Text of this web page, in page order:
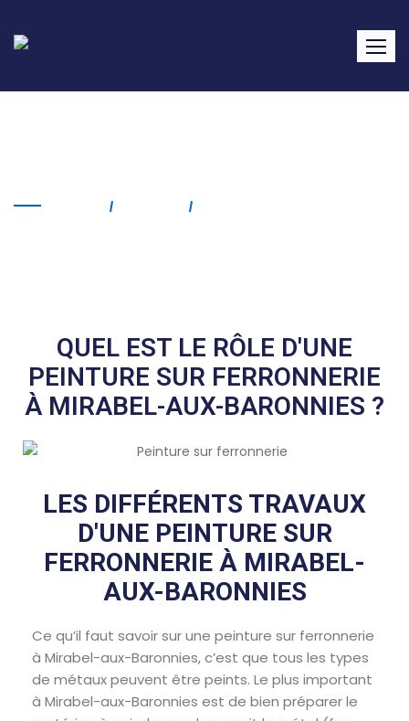
QUEL EST LE RÔLE D'UNE
PEINTURE SUR FERRONNERIE
À MIRABEL-AUX-BARONNIES ?
LES DIFFÉRENTS TRAVAUX
D'UNE PEINTURE SUR
FERRONNERIE À MIRABEL-
AUX-BARONNIES
Ce qu’il faut savoir sur une peinture sur ferronnerie
à Mirabel-aux-Baronnies, c’est que tous les types
de métaux peuvent être peints. Le plus important
à Mirabel-aux-Baronnies est de bien préparer le